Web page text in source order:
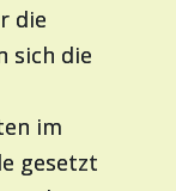
die
sich die
im
gesetzt